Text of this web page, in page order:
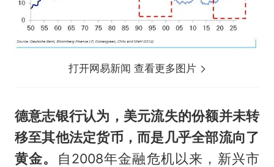
打开网易新闻 查看更多图片
德意志银行认为，美元流失的份额并未转
移至其他法定货币，而是几乎全部流向了
黄金。
自2008年金融危机以来，新兴市